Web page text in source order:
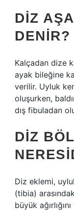
DIZ
DENIR?
Kalçadan dize
ayak bileğine
verilir. Uyluk
oluşurken,
dış fibuladan
DIZ
Diz eklemi,
(tibia)
büyük